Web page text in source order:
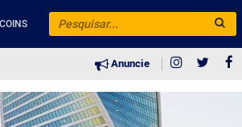
Anuncie